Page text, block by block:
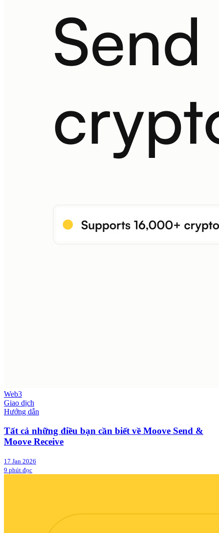
Web3
Giao dịch
Hướng dẫn
Tất cả những điều bạn cần biết về Moove Send &
Moove Receive
17 Jan 2026
9 phút đọc